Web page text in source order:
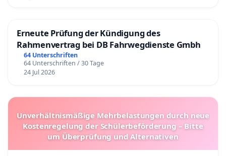
Erneute Prüfung der Kündigung des
Rahmenvertrag bei DB Fahrwegdienste Gmbh
64 Unterschriften
64 Unterschriften / 30 Tage
24 Jul 2026
Unverhältnismäßige Mehrbelastungen durch neue
Kostenregelung der Schülerbeförderung – Bitte
um Überprüfung und Alternativen